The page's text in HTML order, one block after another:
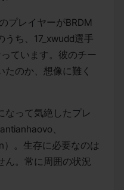
プレイヤーがBRDM
ち、17_xwudd選手
ています。彼のチー
のか、想像に難く
なって気絶したプレ
、
）。生存に必要なのは
ん。常に周囲の状況